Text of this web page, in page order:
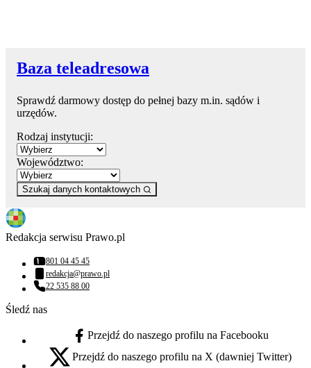
Baza teleadresowa
Sprawdź darmowy dostęp do pełnej bazy m.in. sądów i
urzędów.
Rodzaj instytucji:
Województwo:
Szukaj danych kontaktowych
Redakcja serwisu Prawo.pl
Numer telefonu:
801 04 45 45
Adres email:
redakcja@prawo.pl
Numer telefonu:
22 535 88 00
Śledź nas
facebook - otwiera się w nowej karcie
Przejdź do naszego profilu na Facebooku
x - otwiera się w nowej karcie
Przejdź do naszego profilu na X (dawniej Twitter)